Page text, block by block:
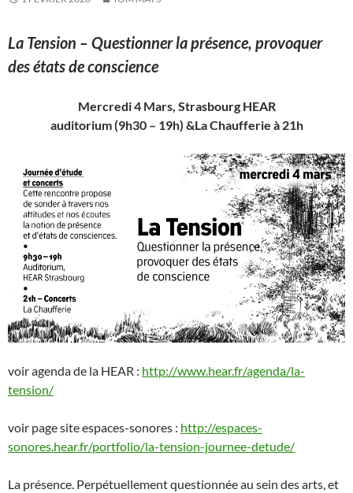
La Tension – Questionner la présence, provoquer
des états de conscience
Mercredi 4 Mars, Strasbourg HEAR
auditorium (9h30 – 19h) &La Chaufferie à 21h
voir agenda de la HEAR : http://www.hear.fr/agenda/la-
tension/
voir page site espaces-sonores : http://espaces-
sonores.hear.fr/portfolio/la-tension-journee-detude/
La présence. Perpétuellement questionnée au sein des arts, et